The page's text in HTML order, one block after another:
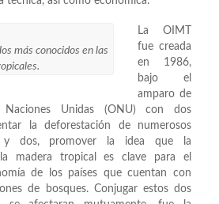
más conocidos en las
La OIMT
fue creada
en 1986,
bajo el
amparo de
Naciones Unidas (ONU) con dos
la deforestación de numerosos
y dos, promover la idea que la
madera tropical es clave para el
de los países que cuentan con
de bosques. Conjugar estos dos